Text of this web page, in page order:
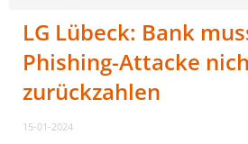
LG Lübeck: Bank
Phishing-Attacke
zurückzahlen
15-01-2024